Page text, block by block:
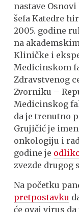
nastave
šefa Katedre
2005. godine
na
Kliničke i
Medicinskom
Zdravstvenog
Zvorniku –
Medicinskog
da je trenutno
Grujičić je
onkologiju i
godine je
zvezde drugog
Na početku
pretpostavku
će ovaj virus da